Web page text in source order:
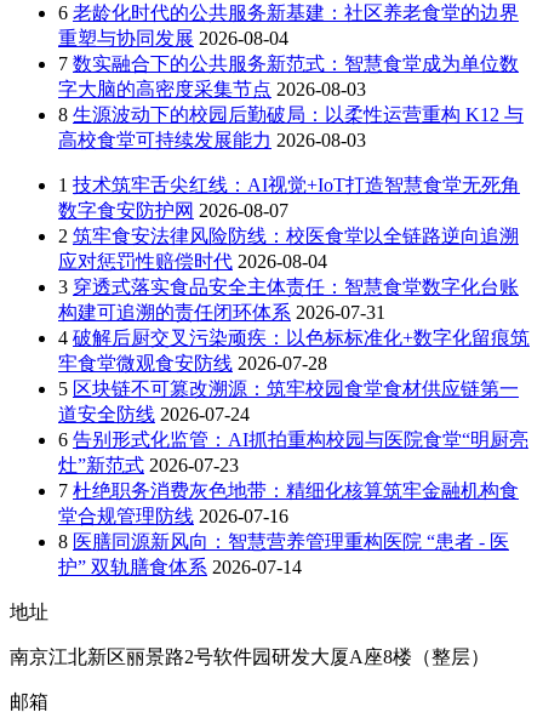
6 老龄化时代的公共服务新基建：社区养老食堂的边界
重塑与协同发展 2026-08-04
7 数实融合下的公共服务新范式：智慧食堂成为单位数
字大脑的高密度采集节点 2026-08-03
8 生源波动下的校园后勤破局：以柔性运营重构 K12 与
高校食堂可持续发展能力 2026-08-03
1 技术筑牢舌尖红线：AI视觉+IoT打造智慧食堂无死角
数字食安防护网 2026-08-07
2 筑牢食安法律风险防线：校医食堂以全链路逆向追溯
应对惩罚性赔偿时代 2026-08-04
3 穿透式落实食品安全主体责任：智慧食堂数字化台账
构建可追溯的责任闭环体系 2026-07-31
4 破解后厨交叉污染顽疾：以色标标准化+数字化留痕筑
牢食堂微观食安防线 2026-07-28
5 区块链不可篡改溯源：筑牢校园食堂食材供应链第一
道安全防线 2026-07-24
6 告别形式化监管：AI抓拍重构校园与医院食堂“明厨亮
灶”新范式 2026-07-23
7 杜绝职务消费灰色地带：精细化核算筑牢金融机构食
堂合规管理防线 2026-07-16
8 医膳同源新风向：智慧营养管理重构医院 “患者 - 医
护” 双轨膳食体系 2026-07-14
地址
南京江北新区丽景路2号软件园研发大厦A座8楼（整层）
邮箱